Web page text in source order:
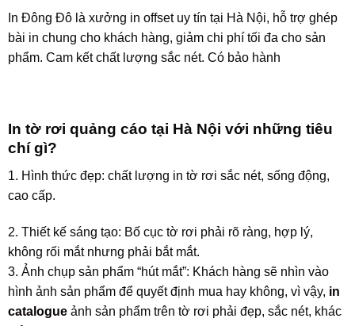
In Đông Đô là xưởng in offset uy tín tại Hà Nội, hỗ trợ ghép
bài in chung cho khách hàng, giảm chi phí tối đa cho sản
phẩm. Cam kết chất lượng sắc nét. Có bảo hành
In tờ rơi quảng cáo tại Hà Nội với những tiêu
chí gì?
1. Hình thức đẹp: chất lượng in tờ rơi sắc nét, sống động,
cao cấp.
2. Thiết kế sáng tạo: Bố cục tờ rơi phải rõ ràng, hợp lý,
không rối mắt nhưng phải bắt mắt.
3. Ảnh chụp sản phẩm “hút mắt”: Khách hàng sẽ nhìn vào
hình ảnh sản phẩm để quyết định mua hay không, vì vậy, in
catalogue ảnh sản phẩm trên tờ rơi phải đẹp, sắc nét, khác